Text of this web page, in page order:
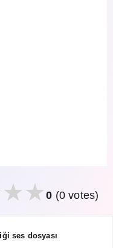
0 (0 votes)
ses dosyası